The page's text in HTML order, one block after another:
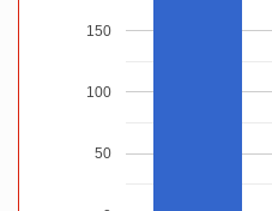
50
100
150